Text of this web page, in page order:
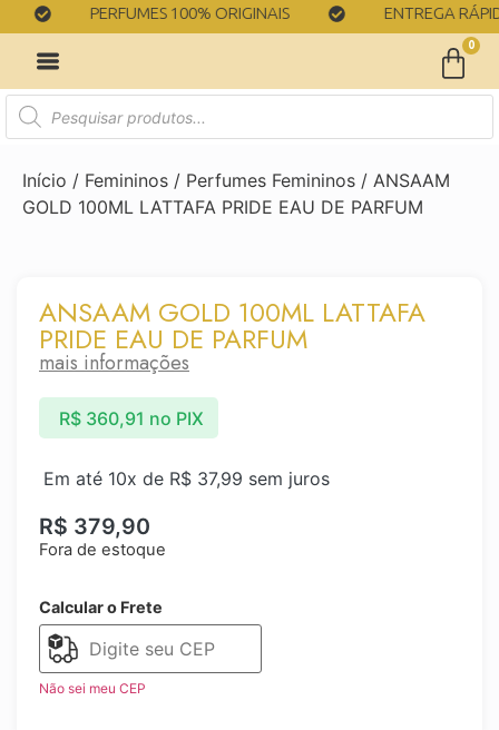
PERFUMES 100% ORIGINAIS ENTREGA RÁPIDA
0
Início / Femininos / Perfumes Femininos / ANSAAM
GOLD 100ML LATTAFA PRIDE EAU DE PARFUM
ANSAAM GOLD 100ML LATTAFA
PRIDE EAU DE PARFUM
mais informações
R$ 379,90
Em até 10x de R$ 37,99 sem juros
R$360,91 no PIX
Fora de estoque
Calcular o Frete
Não sei meu CEP